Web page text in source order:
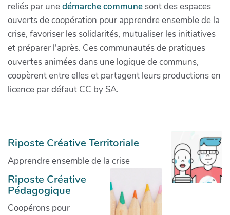
reliés par unedémarche communesont des espaces
ouverts de coopération pour apprendre ensemble de la
crise, favoriser les solidarités, mutualiser les initiatives
et préparer l'après. Ces communautés de pratiques
ouvertes animées dans une logique de communs,
coopèrent entre elles et partagent leurs productions en
licence par défaut CC by SA.
Riposte Créative Territoriale
Apprendre ensemble de la crise
Riposte Créative
Pédagogique
Coopérons pour